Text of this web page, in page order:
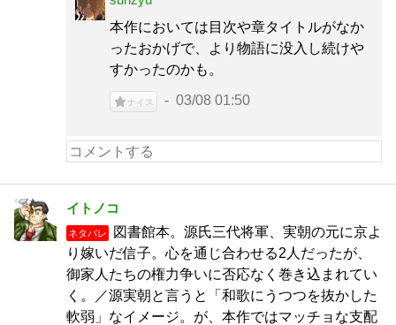
本作においては目次や章タイトルがなか
ったおかげで、より物語に没入し続けや
すかったのかも。
ナイス 03/08 01:50
イトノコ
ネタバレ
図書館本。源氏三代将軍、実朝の元に京よ
り嫁いだ信子。心を通じ合わせる2人だったが、
御家人たちの権力争いに否応なく巻き込まれてい
く。／源実朝と言うと「和歌にうつつを抜かした
軟弱」なイメージ。が、本作ではマッチョな支配